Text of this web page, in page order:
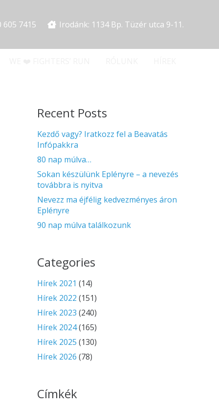
605 7415 Irodánk: 1134 Bp. Tüzér utca 9-11.
Recent Posts
Kezdő vagy? Iratkozz fel a Beavatás
Infópakkra
80 nap múlva…
Sokan készülünk Eplényre – a nevezés
továbbra is nyitva
Nevezz ma éjfélig kedvezményes áron
Eplényre
90 nap múlva találkozunk
Categories
Hírek 2021 (14)
Hírek 2022 (151)
Hírek 2023 (240)
Hírek 2024(165)
Hírek 2025 (130)
Hírek 2026 (78)
Címkék